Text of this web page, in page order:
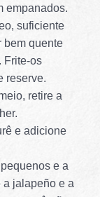
empanados.
suficiente
bem quente
Frite-os
reserve.
retire a
e adicione
e a
a jalapeño e a